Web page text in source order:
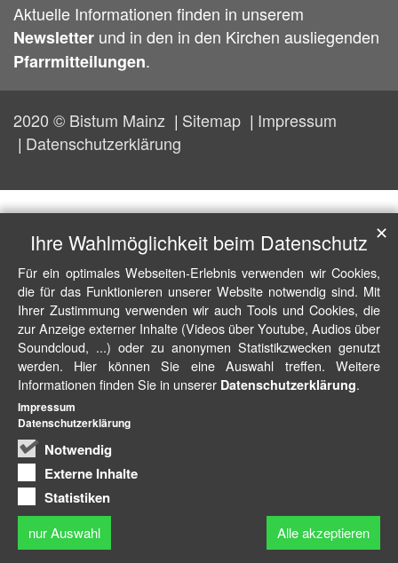
Aktuelle Informationen finden in unserem
Newsletter und in den in den Kirchen ausliegenden
Pfarrmitteilungen.
2020 © Bistum Mainz Sitemap
Impressum
Datenschutzerklärung
Ihre Wahlmöglichkeit beim Datenschutz
Für ein optimales Webseiten-Erlebnis verwenden wir Cookies,
die für das Funktionieren unserer Website notwendig sind. Mit
Ihrer Zustimmung verwenden wir auch Tools und Cookies, die
zur Anzeige externer Inhalte (Videos über Youtube, Audios über
Soundcloud, ...) oder zu anonymen Statistikzwecken genutzt
werden. Hier können Sie eine Auswahl treffen. Weitere
Informationen finden Sie in unserer Datenschutzerklärung.
Notwendig
Externe Inhalte
Statistiken
nur Auswahl Alle akzeptieren
✕
Impressum
Datenschutzerklärung